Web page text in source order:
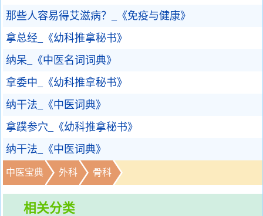
那些人容易得艾滋病？_《免疫与健康》
拿总经_《幼科推拿秘书》
纳呆_《中医名词词典》
拿委中_《幼科推拿秘书》
纳干法_《中医词典》
拿蹼参穴_《幼科推拿秘书》
纳干法_《中医词典》
中医宝典 外科 骨科
相关分类